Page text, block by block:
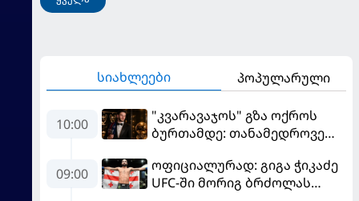
სიახლეები პოპულარული
10:00
"კვარავაჯოს" გზა ოქროს
ბურთამდე: თანამედროვე
09:00
ოფიციალურად: გიგა ჭიკაძე
UFC-ში მორიგ ბრძოლას